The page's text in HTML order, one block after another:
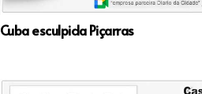
Cuba esculpida Piçarras